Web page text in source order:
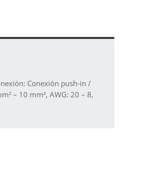
Conexión push-in /
– 10 mm², AWG: 20 – 8,